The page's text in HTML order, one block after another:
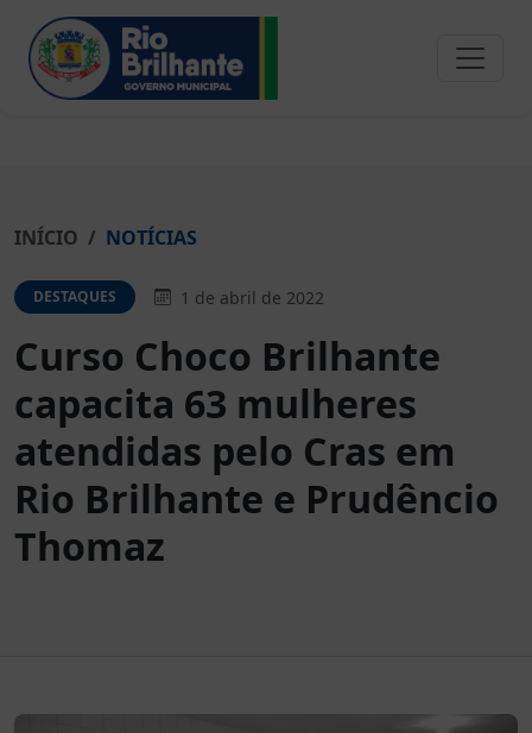
INÍCIO NOTÍCIAS
DESTAQUES 1 de abril de 2022
Curso Choco Brilhante
capacita 63 mulheres
atendidas pelo Cras em
Rio Brilhante e Prudêncio
Thomaz